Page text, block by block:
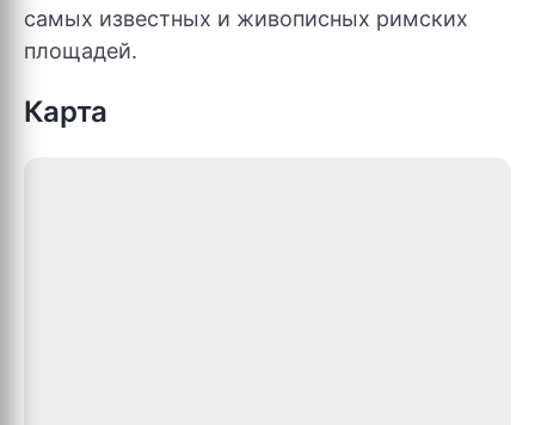
самых известных и живописных римских
площадей.
Карта